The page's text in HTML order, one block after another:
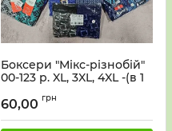
Боксери "Мікс-різнобій"
00-123 р. XL, 3XL, 4XL -(в 1
модель без вибору!)
60,00 грн